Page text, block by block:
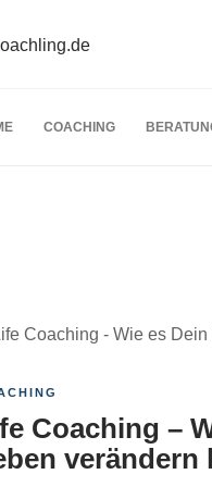
COACHING
Coaching –
verändern